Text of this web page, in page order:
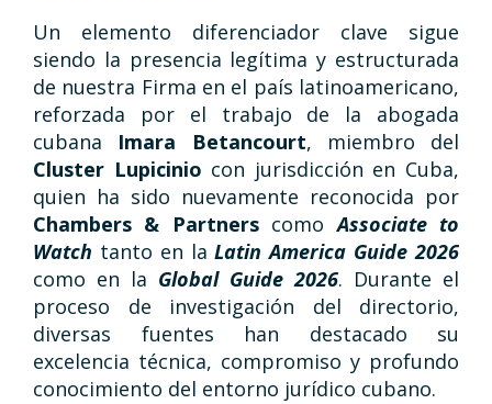
Un elemento diferenciador clave sigue
siendo la presencia legítima y estructurada
de nuestra Firma en el país latinoamericano,
reforzada por el trabajo de la abogada
cubana Imara Betancourt, miembro del
Cluster Lupicinio con jurisdicción en Cuba,
quien ha sido nuevamente reconocida por
Chambers & PartnerscomoAssociate to
Watch tanto en laLatin America Guide 2026
como en la Global Guide 2026. Durante el
proceso de investigación del directorio,
diversas fuentes han destacado su
excelencia técnica, compromiso y profundo
conocimiento del entorno jurídico cubano.